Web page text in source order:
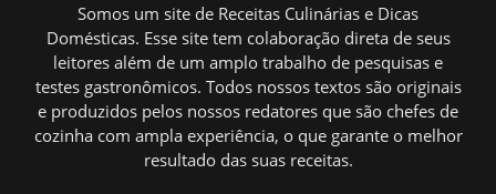
Somos um site de Receitas Culinárias e Dicas
Domésticas. Esse site tem colaboração direta de seus
leitores além de um amplo trabalho de pesquisas e
testes gastronômicos. Todos nossos textos são originais
e produzidos pelos nossos redatores que são chefes de
cozinha com ampla experiência, o que garante o melhor
resultado das suas receitas.